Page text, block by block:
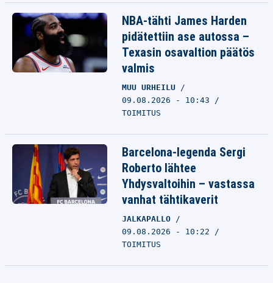
NBA-tähti James Harden
pidätettiin ase autossa –
Texasin osavaltion päätös
valmis
MUU URHEILU
09.08.2026 - 10:43
TOIMITUS
Barcelona-legenda Sergi
Roberto lähtee
Yhdysvaltoihin – vastassa
vanhat tähtikaverit
JALKAPALLO
09.08.2026 - 10:22
TOIMITUS